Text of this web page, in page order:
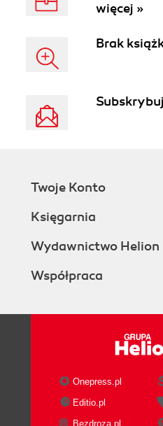
więcej »
Brak
Twoje Konto
Księgarnia
Wydawnictwo Helion
Współpraca
Onepress.pl
Editio.pl
Bezdroza.pl